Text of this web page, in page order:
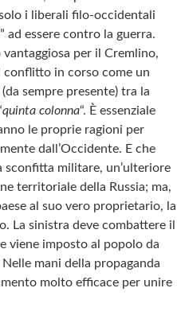
i liberali filo-occidentali
” ad essere contro la guerra.
per il Cremlino,
conflitto in corso come un
(da sempre presente) tra la
quinta colonna“. È essenziale
le proprie ragioni per
dall’Occidente. E che
sconfitta militare, un’ulteriore
territoriale della Russia; ma,
al suo vero proprietario, la
La sinistra deve combattere il
viene imposto al popolo da
mani della propaganda
molto efficace per unire